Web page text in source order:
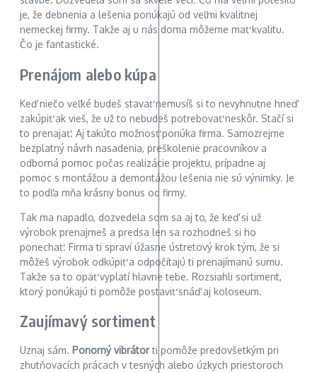
je, že debnenia a lešenia ponúkajú od veľmi kvalitnej
nemeckej firmy. Takže aj u nás doma môžeme mať kvalitu.
Čo je fantastické.
Prenájom alebo kúpa
Keď niečo veľké budeš stavať nemusíš si to nevyhnutne hneď
zakúpiť ak vieš, že už to nebudeš potrebovať neskôr. Stačí si
to prenajať. Aj takúto možnosť ponúka firma. Samozrejme
bezplatný návrh nasadenia, preškolenie pracovníkov a
odborná pomoc počas realizácie projektu, prípadne aj
pomoc s montážou a demontážou lešenia nie sú výnimky. Je
to podľa mňa krásny bonus od firmy.
Tak ma napadlo, dozvedela som sa aj to, že keď si už
výrobok prenajmeš a predsa len sa rozhodneš si ho
ponechať. Firma ti spraví úžasne ústretový krok tým, že si
môžeš výrobok odkúpiť a odpočítajú ti prenajímanú sumu.
Takže sa to opäť vyplatí hlavne tebe. Rozsiahli sortiment,
ktorý ponúkajú ti pomôže postaviť snáď aj koloseum.
Zaujímavý sortiment
Uznaj sám. Ponorný vibrátorti pomôže predovšetkým pri
zhutňovacích prácach v tesných alebo úzkych priestoroch